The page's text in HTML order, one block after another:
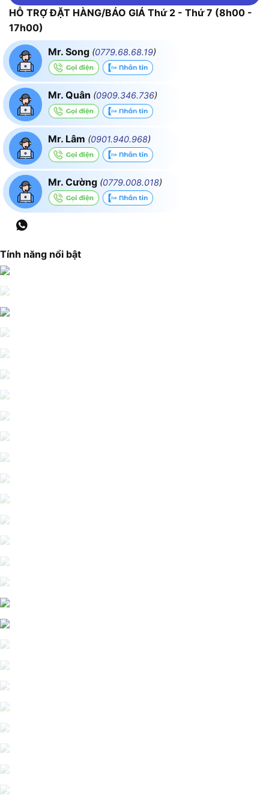
HỖ TRỢ ĐẶT HÀNG/BÁO GIÁ Thứ 2 - Thứ 7 (8h00 -
17h00)
Mr. Song (0779.68.68.19)
Mr. Quân (0909.346.736)
Mr. Lâm (0901.940.968)
Mr. Cường (0779.008.018)
Tính năng nổi bật